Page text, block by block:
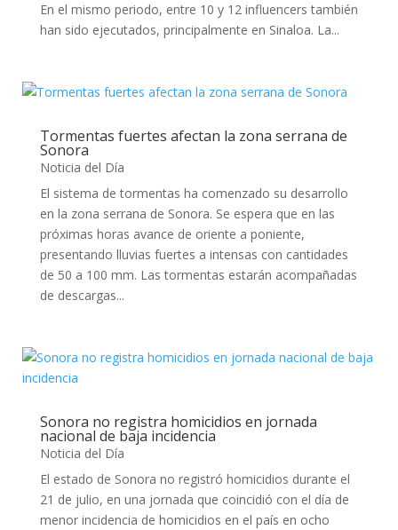
En el mismo periodo, entre 10 y 12 influencers también
han sido ejecutados, principalmente en Sinaloa. La...
Tormentas fuertes afectan la zona serrana de
Sonora
Noticia del Día
El sistema de tormentas ha comenzado su desarrollo
en la zona serrana de Sonora. Se espera que en las
próximas horas avance de oriente a poniente,
presentando lluvias fuertes a intensas con cantidades
de 50 a 100 mm. Las tormentas estarán acompañadas
de descargas...
Sonora no registra homicidios en jornada
nacional de baja incidencia
Noticia del Día
El estado de Sonora no registró homicidios durante el
21 de julio, en una jornada que coincidió con el día de
menor incidencia de homicidios en el país en ocho